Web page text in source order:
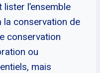
l’ensemble
la conservation de
conservation
ou
mais